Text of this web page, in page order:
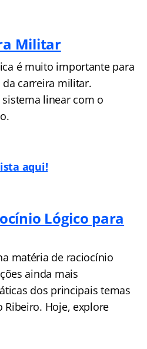
Militar
é muito importante para
carreira militar.
linear com o
aqui!
Lógico para
matéria de raciocínio
ainda mais
dos principais temas
Hoje, explore